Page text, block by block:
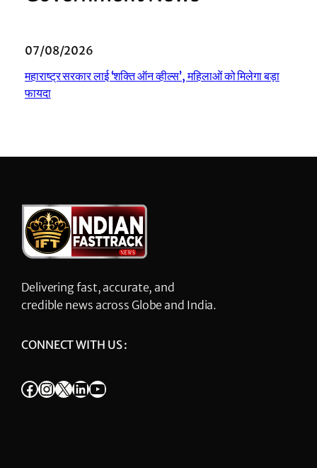
07/08/2026
महाराष्ट्र सरकार लाई ‘शक्ति ऑन व्हील्स’, महिलाओं को मिलेगा बड़ा
फायदा
Delivering fast, accurate, and
credible news across Globe and India.
CONNECT WITH US :
Facebook InstagramX LinkedIn YouTube